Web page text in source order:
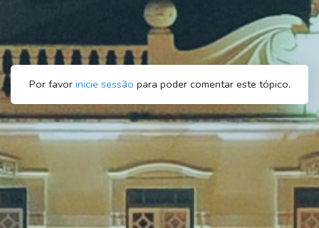
Por favor inicie sessão para poder comentar este tópico.